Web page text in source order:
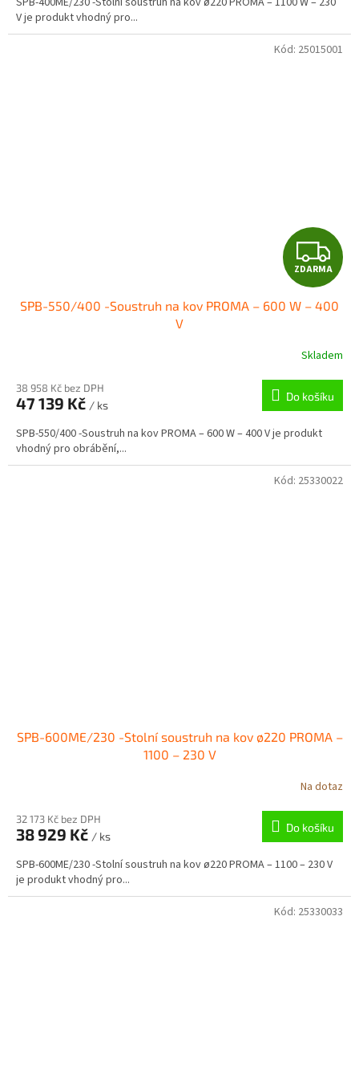
V je produkt vhodný pro...
Z
D
A
R
M
A
ZDARMA
SPB-550/400 -Soustruh na kov PROMA – 600 W – 400
V
Skladem
38 958 Kč bez DPH
47 139 Kč / ks
Do košíku
SPB-550/400 -Soustruh na kov PROMA – 600 W – 400 V je produkt
vhodný pro obrábění,...
Kód: 25015001
SPB-600ME/230 -Stolní soustruh na kov ø220 PROMA –
1100 – 230 V
Na dotaz
32 173 Kč bez DPH
38 929 Kč / ks
Do košíku
SPB-600ME/230 -Stolní soustruh na kov ø220 PROMA – 1100 – 230 V
je produkt vhodný pro...
Kód: 25330022
Kód: 25330033